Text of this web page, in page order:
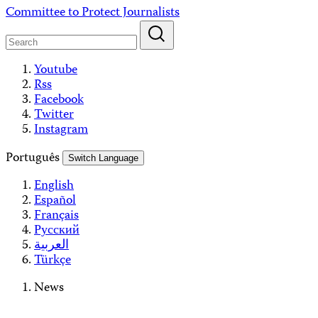
Skip
content
Committee to Protect Journalists
Youtube
Rss
Facebook
Twitter
Instagram
Português
Switch Language
English
Español
Français
Русский
العربية
Türkçe
News